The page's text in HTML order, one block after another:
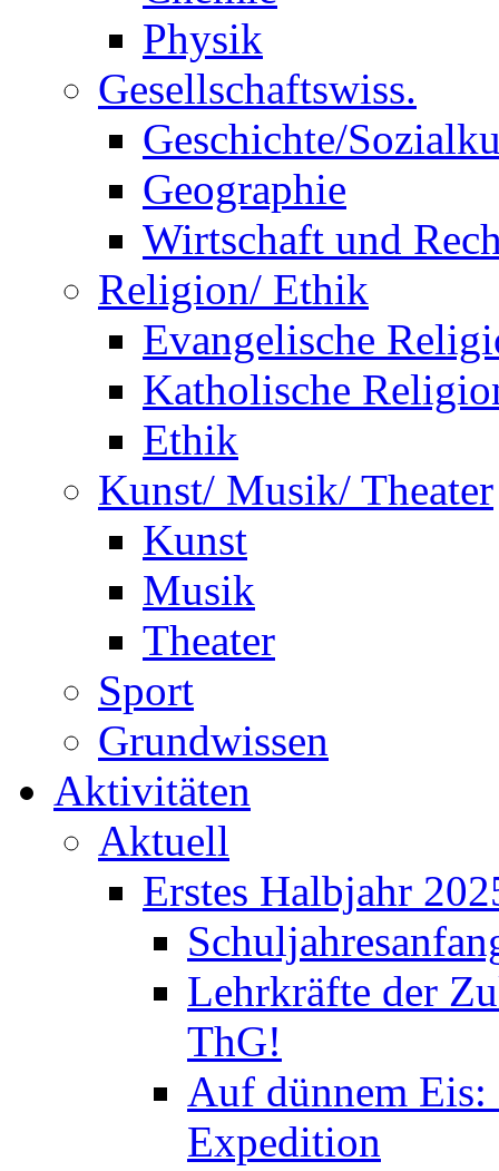
Physik
Gesellschaftswiss.
Geschichte/
Geographie
Wirtschaft und
Religion/ Ethik
Evangelische
Katholische
Ethik
Kunst/ Musik/ Theater
Kunst
Musik
Theater
Sport
Grundwissen
Aktivitäten
Aktuell
Erstes Halbjahr
Lehrkräfte der
ThG!
Auf dünnem
Expedition